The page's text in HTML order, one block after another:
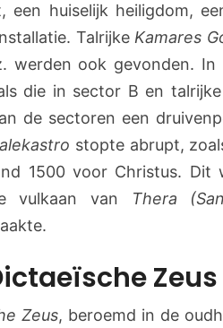
een huiselijk heiligdom,
Talrijke Kamares
werden ook gevonden.
die in sector B en
de sectoren een
stopte abrupt,
1500 voor Christus. Dit
vulkaan van
Thera
Zeus
Zeus, beroemd in de